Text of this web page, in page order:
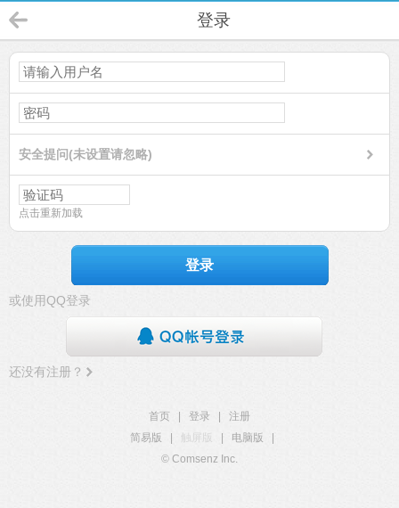
登录
安全提问(未设置请忽略)
点击重新加载
登录
或使用QQ登录
还没有注册？
首页 登录
注册
简易版
触屏版 电脑版
© Comsenz Inc.